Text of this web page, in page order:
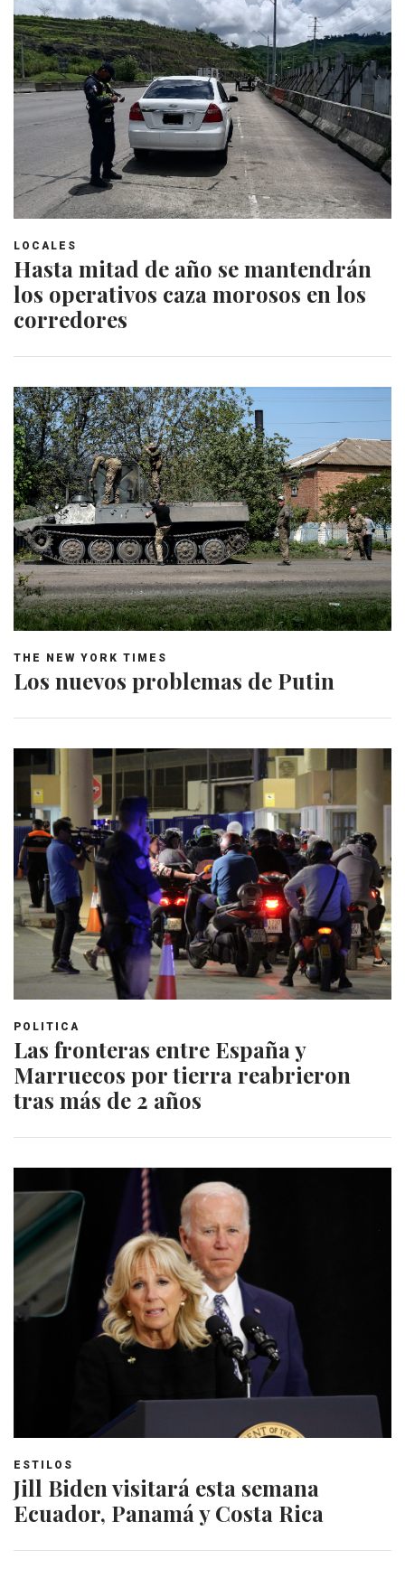
LOCALES
Hasta mitad de año se mantendrán
los operativos caza morosos en los
corredores
THE NEW YORK TIMES
Los nuevos problemas de Putin
POLITICA
Las fronteras entre España y
Marruecos por tierra reabrieron
tras más de 2 años
ESTILOS
Jill Biden visitará esta semana
Ecuador, Panamá y Costa Rica